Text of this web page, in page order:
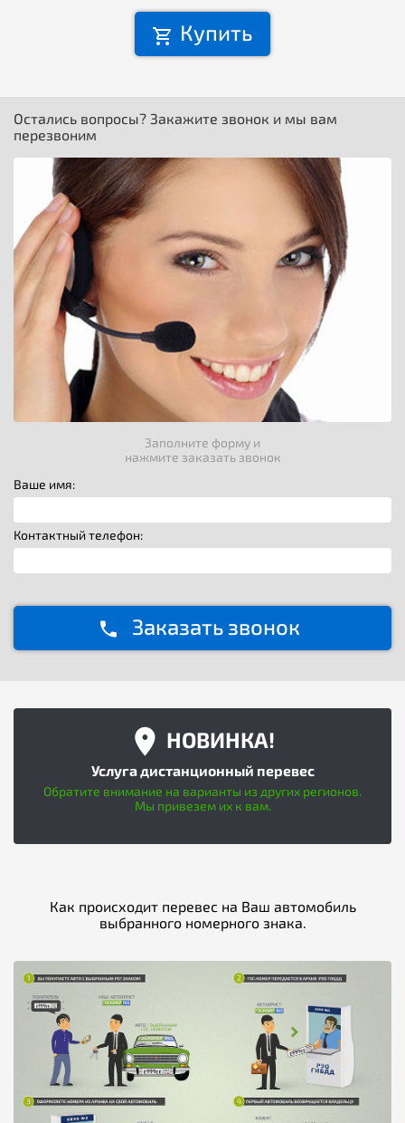
Купить
Остались вопросы? Закажите звонок и мы вам
перезвоним
Заполните форму и
нажмите заказать звонок
Ваше имя:
Контактный телефон:
Заказать звонок
НОВИНКА!
Услуга дистанционный перевес
Обратите внимание на варианты из других регионов.
Мы привезем их к вам.
Как происходит перевес на Ваш автомобиль
выбранного номерного знака.